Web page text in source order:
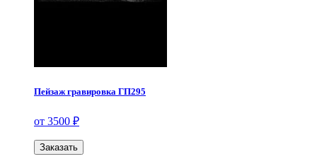
Пейзаж гравировка ГП295
от 3500 ₽
Заказать